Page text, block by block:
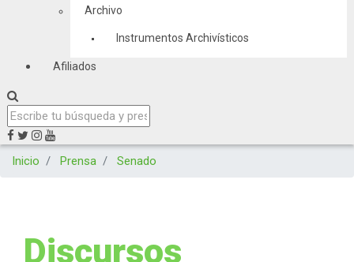
Archivo
Instrumentos Archivísticos
Afiliados
Inicio Prensa Senado
Discursos